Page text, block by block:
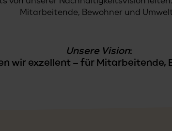
Mitarbeitende, Bewohner und
Unsere Vision:
wir exzellent – für Mitarbeitende,